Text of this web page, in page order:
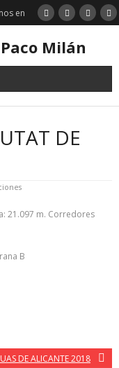
en
Milán
DE
21.097 m. Corredores
B
DE ALICANTE 2018